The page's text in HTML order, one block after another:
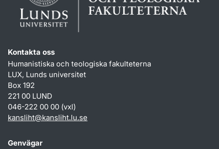
Kontakta oss
Humanistiska och teologiska fakulteterna
LUX, Lunds universitet
Box 192
221 00 LUND
046-222 00 00 (vxl)
kansliht@kansliht.lu.se
Genvägar